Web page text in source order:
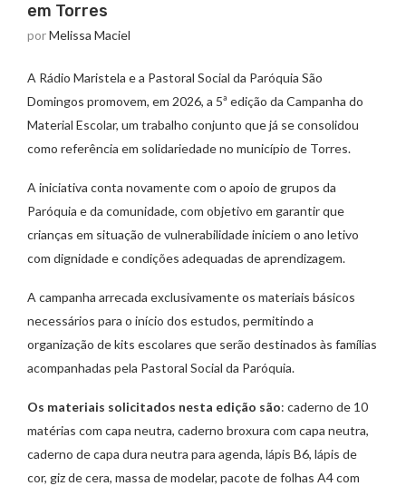
em Torres
porMelissa Maciel
A Rádio Maristela e a Pastoral Social da Paróquia São
Domingos promovem, em 2026, a 5ª edição da Campanha do
Material Escolar, um trabalho conjunto que já se consolidou
como referência em solidariedade no município de Torres.
A iniciativa conta novamente com o apoio de grupos da
Paróquia e da comunidade, com objetivo em garantir que
crianças em situação de vulnerabilidade iniciem o ano letivo
com dignidade e condições adequadas de aprendizagem.
A campanha arrecada exclusivamente os materiais básicos
necessários para o início dos estudos, permitindo a
organização de kits escolares que serão destinados às famílias
acompanhadas pela Pastoral Social da Paróquia.
Os materiais solicitados nesta edição são: caderno de 10
matérias com capa neutra, caderno broxura com capa neutra,
caderno de capa dura neutra para agenda, lápis B6, lápis de
cor, giz de cera, massa de modelar, pacote de folhas A4 com